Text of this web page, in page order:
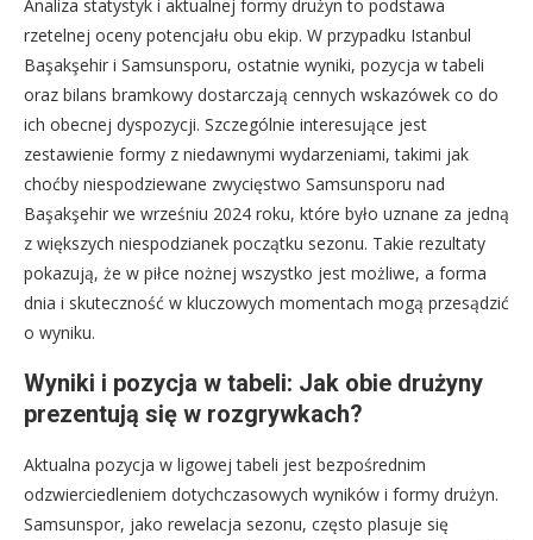
Analiza statystyk i aktualnej formy drużyn to podstawa
rzetelnej oceny potencjału obu ekip. W przypadku Istanbul
Başakşehir i Samsunsporu, ostatnie wyniki, pozycja w tabeli
oraz bilans bramkowy dostarczają cennych wskazówek co do
ich obecnej dyspozycji. Szczególnie interesujące jest
zestawienie formy z niedawnymi wydarzeniami, takimi jak
choćby niespodziewane zwycięstwo Samsunsporu nad
Başakşehir we wrześniu 2024 roku, które było uznane za jedną
z większych niespodzianek początku sezonu. Takie rezultaty
pokazują, że w piłce nożnej wszystko jest możliwe, a forma
dnia i skuteczność w kluczowych momentach mogą przesądzić
o wyniku.
Wyniki i pozycja w tabeli: Jak obie drużyny
prezentują się w rozgrywkach?
Aktualna pozycja w ligowej tabeli jest bezpośrednim
odzwierciedleniem dotychczasowych wyników i formy drużyn.
Samsunspor, jako rewelacja sezonu, często plasuje się